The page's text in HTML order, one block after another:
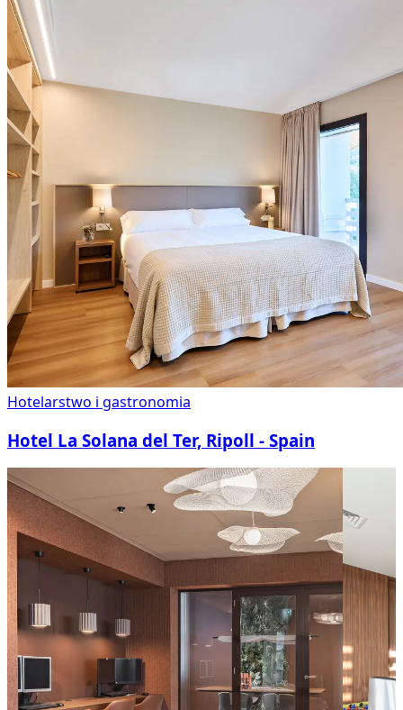
Hotelarstwo i gastronomia
Hotel La Solana del Ter, Ripoll - Spain